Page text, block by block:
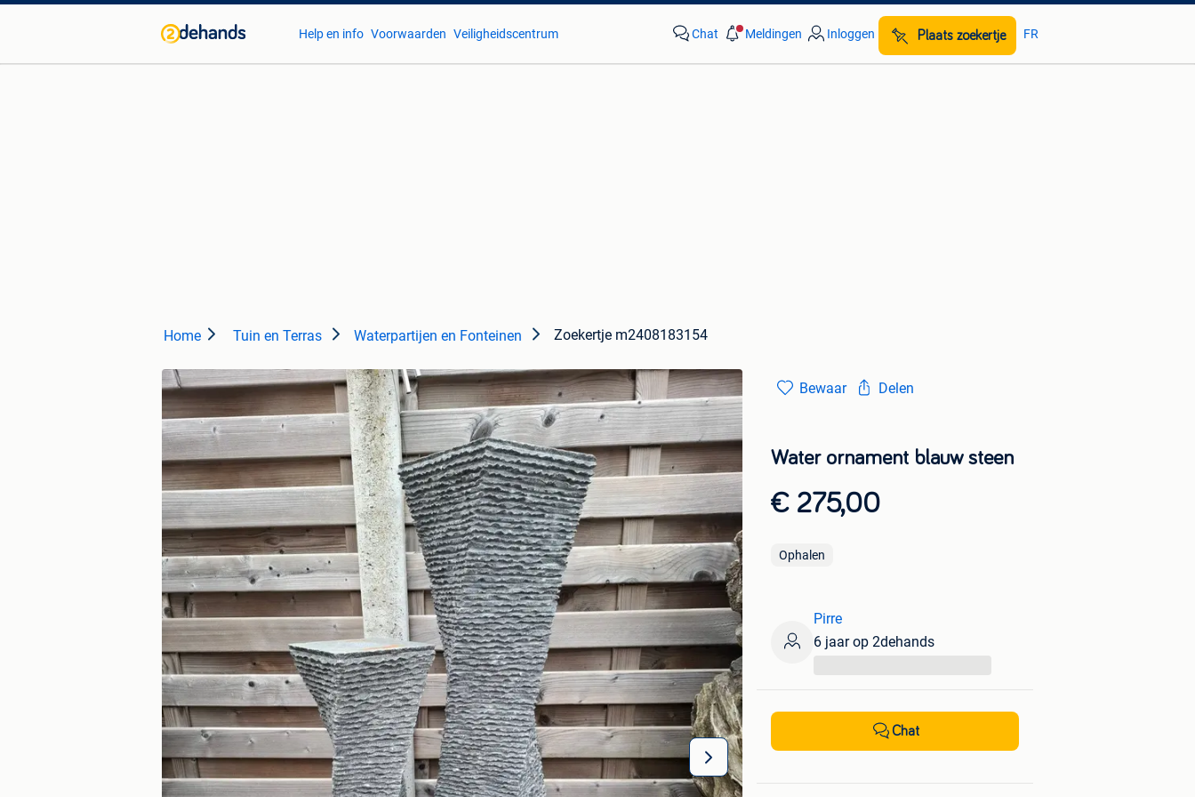
Help en info Voorwaarden Veiligheidscentrum Chat Meldingen Inloggen Plaats zoekertje FR
Home Tuin en Terras Waterpartijen en Fonteinen Zoekertje m2408183154
Bewaar Delen
Water ornament blauw steen
€ 275,00
Ophalen
Pirre
6 jaar op 2dehands
Chat